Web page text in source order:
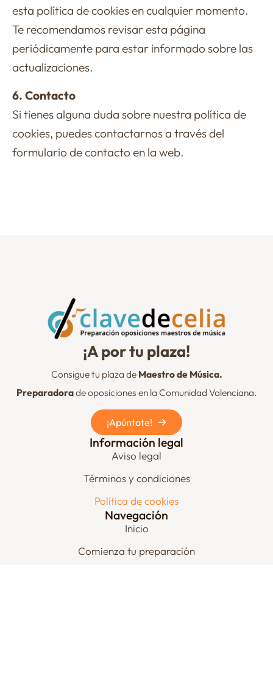
esta política de cookies en cualquier momento.
Te recomendamos revisar esta página
periódicamente para estar informado sobre las
actualizaciones.
6. Contacto
Si tienes alguna duda sobre nuestra política de
cookies, puedes contactarnos a través del
formulario de contacto en la web.
¡A por tu plaza!
Consigue tu plaza de Maestro de Música.
Preparadorade oposiciones en la Comunidad Valenciana.
¡Apúntate!
Información legal
Aviso legal
Términos y condiciones
Política de cookies
Navegación
Inicio
Comienza tu preparación